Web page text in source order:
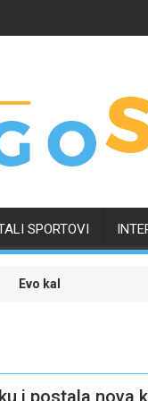
SPORTOVI
"pada" uticao na
i postala nova